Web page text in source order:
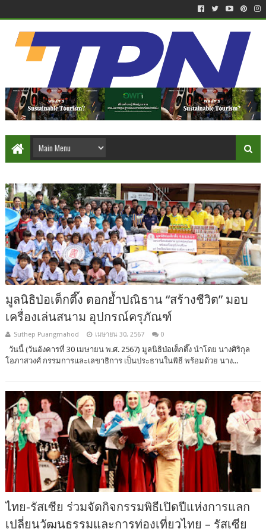
มูลนิธิป่อเต็กตึ๊ง ตอกย้ำปณิธาน “สร้างชีวิต” มอบ
เครื่องเล่นสนาม อุปกรณ์ครุภัณฑ์
Suthep Puangmahod เมษายน 30, 2567 0
วันนี้ (วันอังคารที่ 30 เมษายน พ.ศ. 2567) มูลนิธิป่อเต็กตึ๊ง นำโดย นางศิริกุล
โอภาสวงศ์ กรรมการและเลขาธิการ เป็นประธานในพิธี พร้อมด้วย นาง...
ไทย-รัสเซีย ร่วมจัดกิจกรรมพิธีเปิดปีแห่งการแลก
เปลี่ยนวัฒนธรรมและการท่องเที่ยวไทย – รัสเซีย